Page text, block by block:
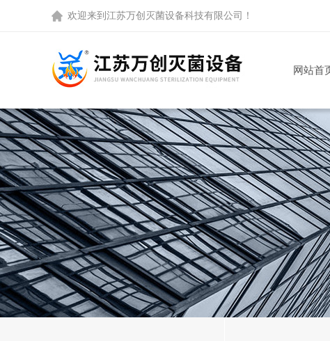
欢迎来到 江苏万创灭菌设备科技有限公司 ！
网站首